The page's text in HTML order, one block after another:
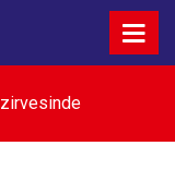
zirvesinde